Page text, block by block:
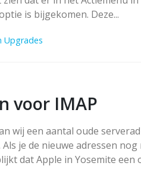
is bijgekomen. Deze...
Upgrades
voor IMAP
wij een aantal oude
je de nieuwe adressen
dat Apple in Yosemite